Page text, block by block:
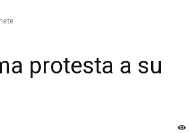
protesta a su